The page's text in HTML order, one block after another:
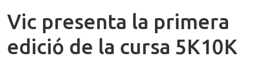
Vic presenta la primera
edició de la cursa 5K10K